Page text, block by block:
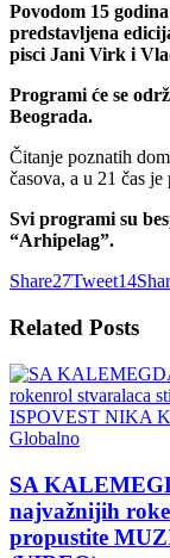
Povodom 15
predstavljena
pisci Jani Virk i
Programi će se
Beograda.
Čitanje poznatih
časova, a u 21 čas
Svi programi su
“Arhipelag”.
Share27Tweet14
Related Posts
Globalno
SA
najvažnijih
propustite